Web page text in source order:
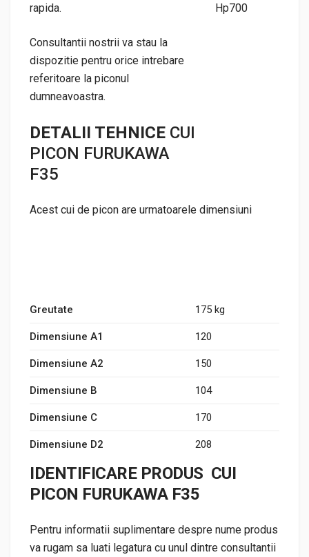
rapida.
Consultantii nostrii va stau la
dispozitie pentru orice intrebare
referitoare la piconul
dumneavoastra.
DETALII TEHNICE CUI
PICON FURUKAWA
F35
Acest cui de picon are urmatoarele dimensiuni
Greutate 175 kg
Dimensiune A1 120
Dimensiune A2 150
Dimensiune B 104
Dimensiune C 170
Dimensiune D2 208
IDENTIFICARE PRODUS CUI
PICON FURUKAWA F35
Pentru informatii suplimentare despre nume produs
va rugam sa luati legatura cu unul dintre consultantii